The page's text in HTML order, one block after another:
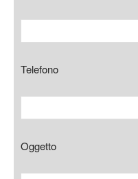
Telefono
Oggetto